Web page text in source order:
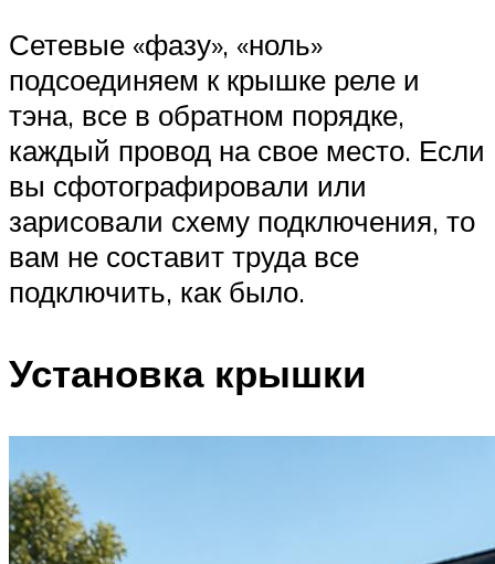
Сетевые «фазу», «ноль»
подсоединяем к крышке реле и
тэна, все в обратном порядке,
каждый провод на свое место. Если
вы сфотографировали или
зарисовали схему подключения, то
вам не составит труда все
подключить, как было.
Установка крышки